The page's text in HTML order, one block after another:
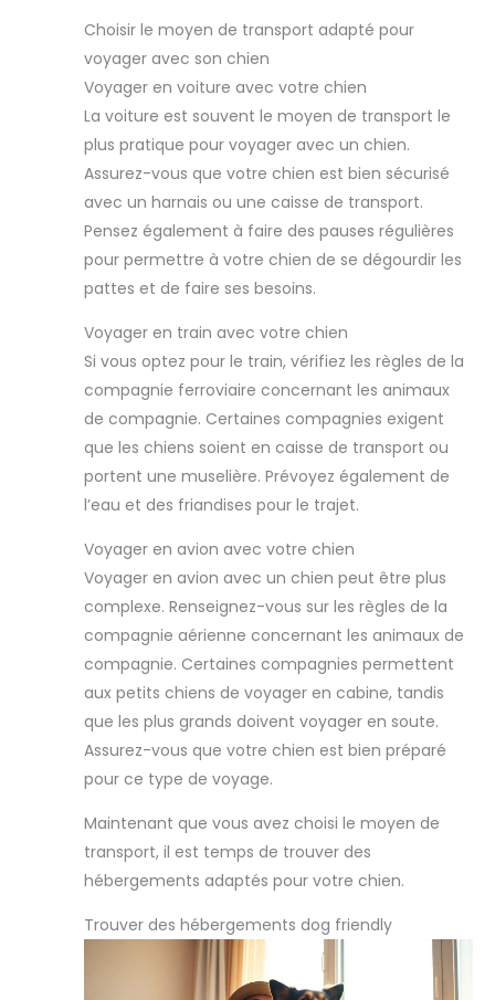
Choisir le moyen de transport adapté pour
voyager avec son chien
Voyager en voiture avec votre chien
La voiture est souvent le moyen de transport le
plus pratique pour voyager avec un chien.
Assurez-vous que votre chien est bien sécurisé
avec un harnais ou une caisse de transport.
Pensez également à faire des pauses régulières
pour permettre à votre chien de se dégourdir les
pattes et de faire ses besoins.
Voyager en train avec votre chien
Si vous optez pour le train, vérifiez les règles de la
compagnie ferroviaire concernant les animaux
de compagnie. Certaines compagnies exigent
que les chiens soient en caisse de transport ou
portent une muselière. Prévoyez également de
l’eau et des friandises pour le trajet.
Voyager en avion avec votre chien
Voyager en avion avec un chien peut être plus
complexe. Renseignez-vous sur les règles de la
compagnie aérienne concernant les animaux de
compagnie. Certaines compagnies permettent
aux petits chiens de voyager en cabine, tandis
que les plus grands doivent voyager en soute.
Assurez-vous que votre chien est bien préparé
pour ce type de voyage.
Maintenant que vous avez choisi le moyen de
transport, il est temps de trouver des
hébergements adaptés pour votre chien.
Trouver des hébergements dog friendly